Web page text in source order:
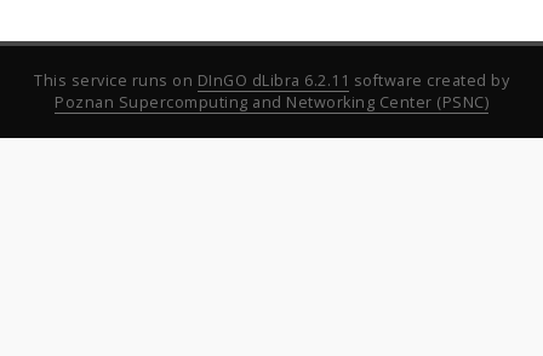
This service runs on DInGO dLibra 6.2.11 software created by
Poznan Supercomputing and Networking Center (PSNC)